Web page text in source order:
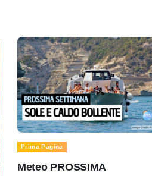
Prima Pagina
Meteo PROSSIMA